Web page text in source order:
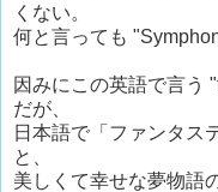
くない。
何と言っても
因みにこの英語で言う
だが、
日本語で「ファンタス
と、
美しくて幸せな夢物語